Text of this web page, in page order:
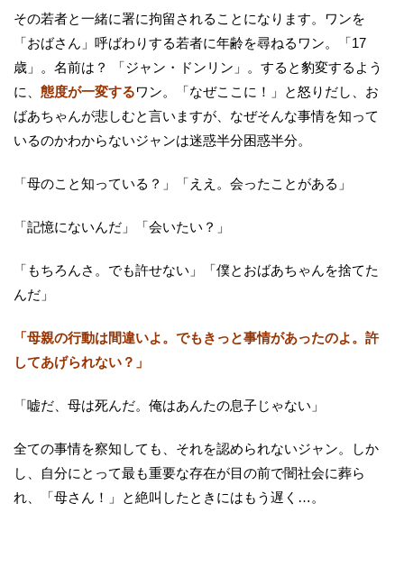
その若者と一緒に署に拘留されることになります。ワンを
「おばさん」呼ばわりする若者に年齢を尋ねるワン。「17
歳」。名前は？ 「ジャン・ドンリン」。すると豹変するよう
に、 態度が一変するワン。「なぜここに！」と怒りだし、お
ばあちゃんが悲しむと言いますが、なぜそんな事情を知って
いるのかわからないジャンは迷惑半分困惑半分。
「母のこと知っている？」「ええ。会ったことがある」
「記憶にないんだ」「会いたい？」
「もちろんさ。でも許せない」「僕とおばあちゃんを捨てた
んだ」
「母親の行動は間違いよ。でもきっと事情があったのよ。許
してあげられない？」
「嘘だ、母は死んだ。俺はあんたの息子じゃない」
全ての事情を察知しても、それを認められないジャン。しか
し、自分にとって最も重要な存在が目の前で闇社会に葬ら
れ、「母さん！」と絶叫したときにはもう遅く…。